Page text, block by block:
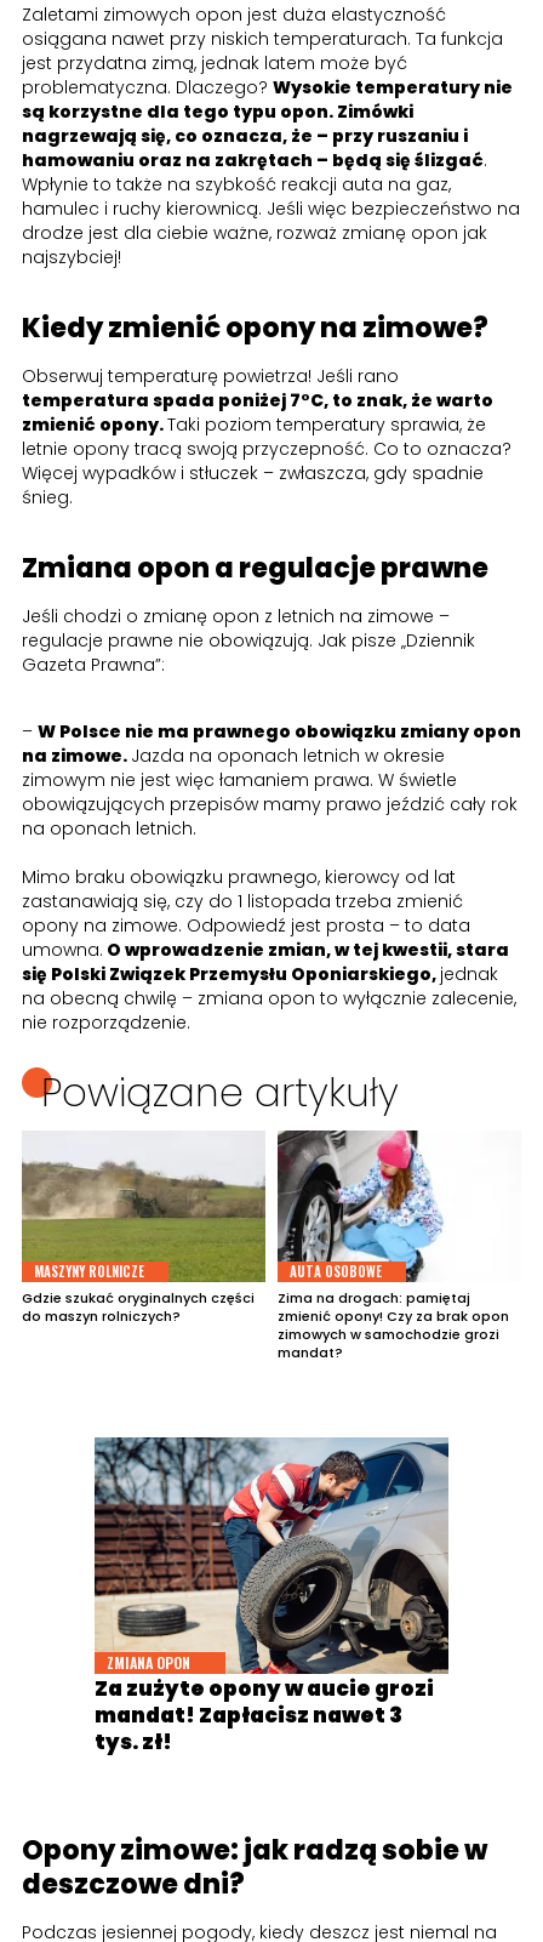
Zaletami zimowych opon jest duża elastyczność
osiągana nawet przy niskich temperaturach. Ta funkcja
jest przydatna zimą, jednak latem może być
problematyczna. Dlaczego? Wysokie temperatury nie
są korzystne dla tego typu opon. Zimówki
nagrzewają się, co oznacza, że – przy ruszaniu i
hamowaniu oraz na zakrętach – będą się ślizgać.
Wpłynie to także na szybkość reakcji auta na gaz,
hamulec i ruchy kierownicą. Jeśli więc bezpieczeństwo na
drodze jest dla ciebie ważne, rozważ zmianę opon jak
najszybciej!
Kiedy zmienić opony na zimowe?
Obserwuj temperaturę powietrza! Jeśli rano
temperatura spada poniżej 7°C, to znak, że warto
zmienić opony.Taki poziom temperatury sprawia, że
letnie opony tracą swoją przyczepność. Co to oznacza?
Więcej wypadków i stłuczek – zwłaszcza, gdy spadnie
śnieg.
Zmiana opon a regulacje prawne
Jeśli chodzi o zmianę opon z letnich na zimowe –
regulacje prawne nie obowiązują. Jak pisze „Dziennik
Gazeta Prawna”:
– W Polsce nie ma prawnego obowiązku zmiany opon
na zimowe. Jazda na oponach letnich w okresie
zimowym nie jest więc łamaniem prawa. W świetle
obowiązujących przepisów mamy prawo jeździć cały rok
na oponach letnich.
Mimo braku obowiązku prawnego, kierowcy od lat
zastanawiają się, czy do 1 listopada trzeba zmienić
opony na zimowe. Odpowiedź jest prosta – to data
umowna. O wprowadzenie zmian, w tej kwestii, stara
się Polski Związek Przemysłu Oponiarskiego, jednak
na obecną chwilę – zmiana opon to wyłącznie zalecenie,
nie rozporządzenie.
Powiązane artykuły
MASZYNY ROLNICZE
Gdzie szukać oryginalnych części
do maszyn rolniczych?
AUTA OSOBOWE
Zima na drogach: pamiętaj
zmienić opony! Czy za brak opon
zimowych w samochodzie grozi
mandat?
ZMIANA OPON
Za zużyte opony w aucie grozi
mandat! Zapłacisz nawet 3
tys. zł!
Opony zimowe: jak radzą sobie w
deszczowe dni?
Podczas jesiennej pogody, kiedy deszcz jest niemal na